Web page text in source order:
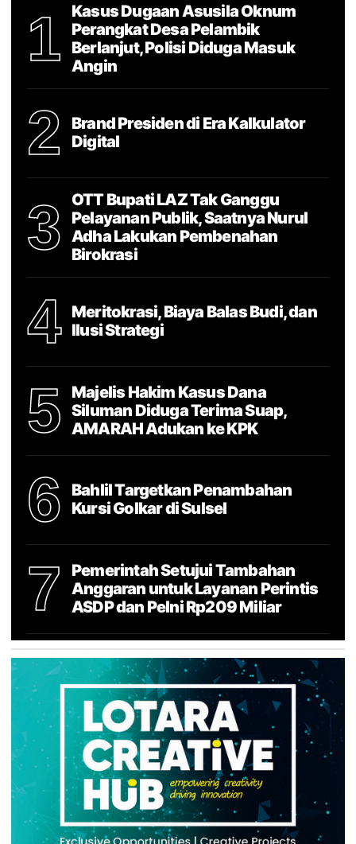
1
Kasus Dugaan Asusila Oknum
Perangkat Desa Pelambik
Berlanjut, Polisi Diduga Masuk
Angin
2
Brand Presiden di Era Kalkulator
Digital
3
OTT Bupati LAZ Tak Ganggu
Pelayanan Publik, Saatnya Nurul
Adha Lakukan Pembenahan
Birokrasi
4
Meritokrasi, Biaya Balas Budi, dan
Ilusi Strategi
5
Majelis Hakim Kasus Dana
Siluman Diduga Terima Suap,
AMARAH Adukan ke KPK
6
Bahlil Targetkan Penambahan
Kursi Golkar di Sulsel
7
Pemerintah Setujui Tambahan
Anggaran untuk Layanan Perintis
ASDP dan Pelni Rp209 Miliar